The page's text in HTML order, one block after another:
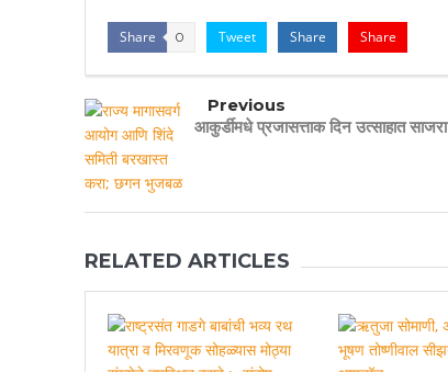
Share 0 Tweet Share Share
Previous
आकुर्डीमधे प्रजासत्ताक दिन उत्साहात साजरा
RELATED ARTICLES